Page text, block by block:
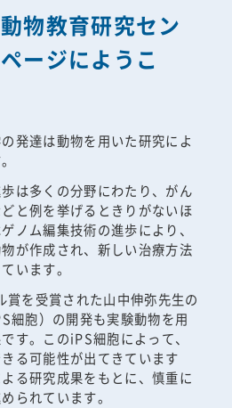
物教育研究セン
ージにようこ
発達は動物を用いた研究によ
は多くの分野にわたり、がん
と例を挙げるときりがないほ
ノム編集技術の進歩により、
が作成され、新しい治療方法
います。
を受賞された山中伸弥先生の
細胞）の開発も実験動物を用
す。このiPS細胞によって、
る可能性が出てきています
る研究成果をもとに、慎重に
られています。